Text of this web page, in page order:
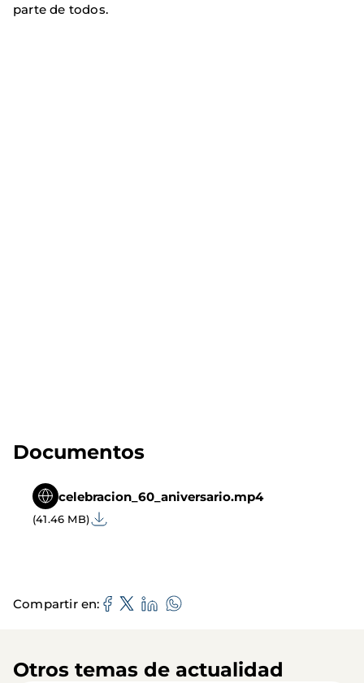
parte de todos.
Documentos
celebracion_60_aniversario.mp4
(41.46 MB)
Compartir en
Otros temas de actualidad